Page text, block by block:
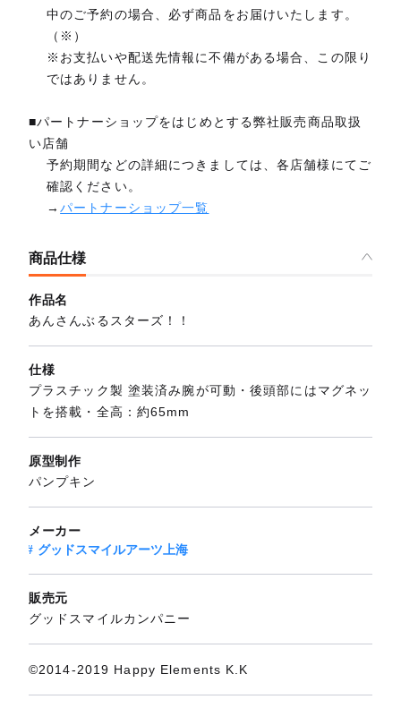
中のご予約の場合、必ず商品をお届けいたします。
（※）
※お支払いや配送先情報に不備がある場合、この限り
ではありません。
■パートナーショップをはじめとする弊社販売商品取扱
い店舗
予約期間などの詳細につきましては、各店舗様にてご
確認ください。
→パートナーショップ一覧
商品仕様
作品名
あんさんぶるスターズ！！
仕様
プラスチック製 塗装済み腕が可動・後頭部にはマグネッ
トを搭載・全高：約65mm
原型制作
パンプキン
メーカー
グッドスマイルアーツ上海
販売元
グッドスマイルカンパニー
©2014-2019 Happy Elements K.K